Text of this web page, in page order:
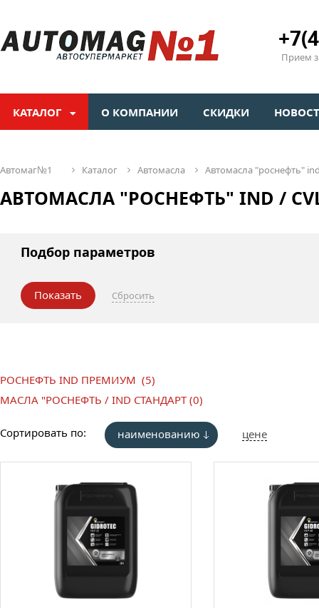
Прием
КАТАЛОГ О КОМПАНИИ СКИДКИ
автомаг№1 каталог автомасла автомасла "роснефть"
АВТОМАСЛА "РОСНЕФТЬ" IND /
Подбор параметров
РОСНЕФТЬ IND ПРЕМИУМ (5)
МАСЛА "РОСНЕФТЬ / IND СТАНДАРТ (0)
Сортировать по: наименованию цене